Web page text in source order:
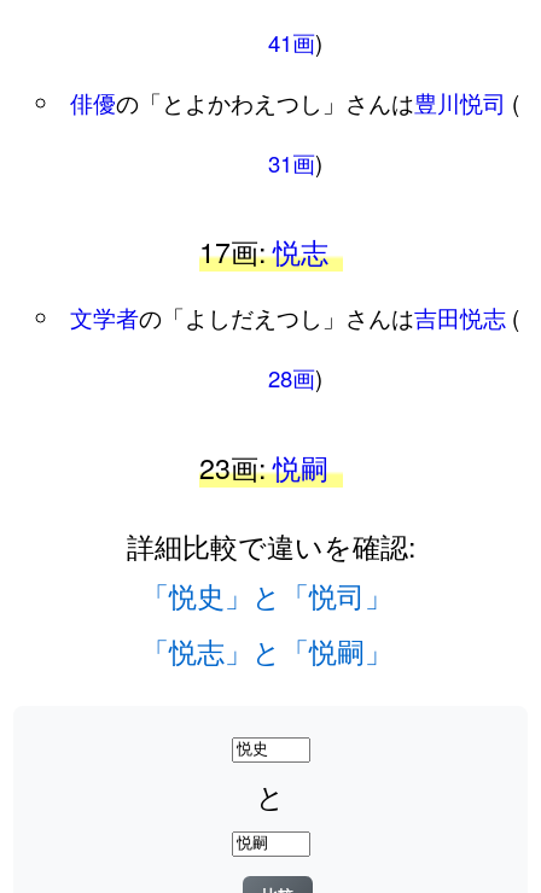
41画)
俳優の「とよかわえつし」さんは豊川悦司 (
31画)
17画:悦志
文学者の「よしだえつし」さんは吉田悦志 (
28画)
23画:悦嗣
詳細比較で違いを確認:
「悦史」と「悦司」
「悦志」と「悦嗣」
と